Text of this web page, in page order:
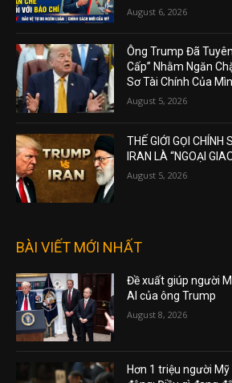
August 6, 2026
Ông Trump Đã
Cấp” Nhằm Ngăn
Sơ Tài Chính Của
August 5, 2026
THẾ GIỚI GỌI
IRAN LÀ “NGOẠI
August 5, 2026
BÀI VIẾT MỚI NHẤT
Đề xuất giúp người
AI của ông Trump
August 8, 2026
Hơn 1 triệu người